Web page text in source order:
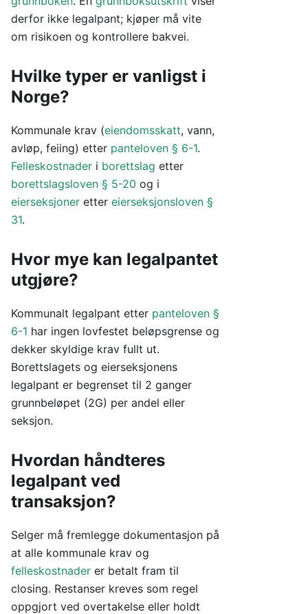
derfor ikke legalpant; kjøper må vite
om risikoen og kontrollere bakvei.
Hvilke typer er vanligst i
Norge?
Kommunale krav (eiendomsskatt, vann,
avløp, feiing) etter panteloven § 6-1.
Felleskostnader i borettslag etter
borettslagsloven § 5-20 og i
eierseksjoner etter eierseksjonsloven §
31.
Hvor mye kan legalpantet
utgjøre?
Kommunalt legalpant etter panteloven §
6-1 har ingen lovfestet beløpsgrense og
dekker skyldige krav fullt ut.
Borettslagets og eierseksjonens
legalpant er begrenset til 2 ganger
grunnbeløpet (2G) per andel eller
seksjon.
Hvordan håndteres
legalpant ved
transaksjon?
Selger må fremlegge dokumentasjon på
at alle kommunale krav og
felleskostnader er betalt fram til
closing. Restanser kreves som regel
oppgjort ved overtakelse eller holdt